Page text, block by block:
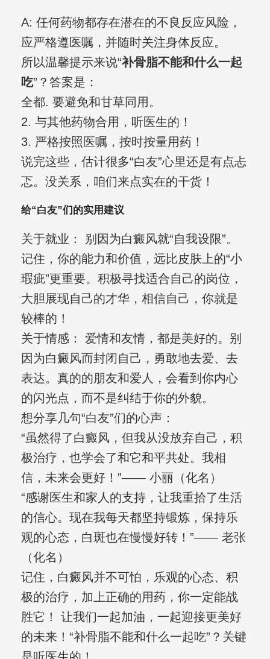
A: 任何药物都存在潜在的不良反应风险，
应严格遵医嘱，并随时关注身体反应。
所以温馨提示来说“补骨脂不能和什么一起
吃”？答案是：
全都. 要避免和甘草同用。
2. 与其他药物合用，听医生的！
3. 严格按照医嘱，按时按量用药！
说完这些，估计很多“白友”心里还是有点忐
忑。没关系，咱们来点实在的干货！
给“白友”们的实用建议
关于就业： 别因为白癜风就“自我设限”。
记住，你的能力和价值，远比皮肤上的“小
瑕疵”更重要。积极寻找适合自己的岗位，
大胆展现自己的才华，相信自己，你就是
较棒的！
关于情感： 爱情和友情，都是美好的。别
因为白癜风而封闭自己，勇敢地去爱、去
表达。真的的朋友和爱人，会看到你内心
的闪光点，而不是纠结于你的外貌。
想分享几句“白友”们的心声：
“虽然得了白癜风，但我从没放弃自己，积
极治疗，也学会了和它和平共处。我相
信，未来会更好！”—— 小丽（化名）
“感谢医生和家人的支持，让我重拾了生活
的信心。现在我每天都坚持锻炼，保持乐
观的心态，白斑也在慢慢好转！”—— 老张
（化名）
记住，白癜风并不可怕，乐观的心态、积
极的治疗，加上正确的用药，你一定能战
胜它！ 让我们一起加油，一起迎接更美好
的未来！“补骨脂不能和什么一起吃”？关键